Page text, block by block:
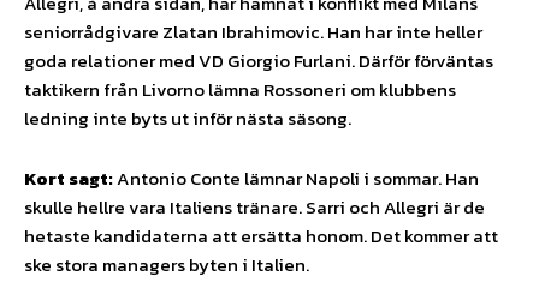
seniorrådgivare Zlatan Ibrahimovic. Han har inte heller
goda relationer med VD Giorgio Furlani. Därför förväntas
taktikern från Livorno lämna Rossoneri om klubbens
ledning inte byts ut inför nästa säsong.
Kort sagt:Antonio Conte lämnar Napoli i sommar. Han
skulle hellre vara Italiens tränare. Sarri och Allegri är de
hetaste kandidaterna att ersätta honom. Det kommer att
ske stora managers byten i Italien.